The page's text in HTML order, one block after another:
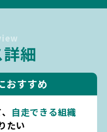
細
おすすめ
自走できる組織
たい